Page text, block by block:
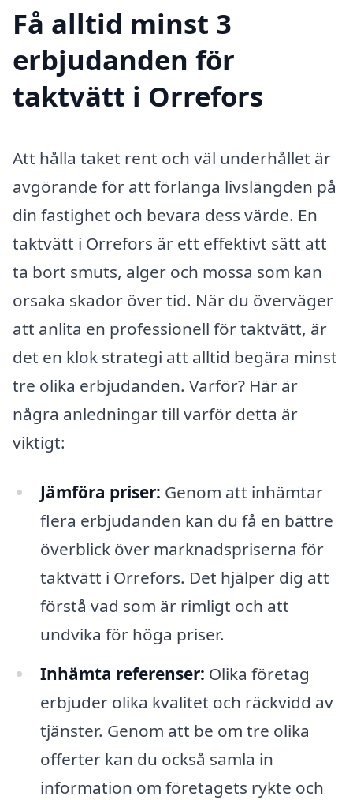
Få alltid minst 3
erbjudanden för
taktvätt i Orrefors
Att hålla taket rent och väl underhållet är
avgörande för att förlänga livslängden på
din fastighet och bevara dess värde. En
taktvätt i Orrefors är ett effektivt sätt att
ta bort smuts, alger och mossa som kan
orsaka skador över tid. När du överväger
att anlita en professionell för taktvätt, är
det en klok strategi att alltid begära minst
tre olika erbjudanden. Varför? Här är
några anledningar till varför detta är
viktigt:
Jämföra priser: Genom att inhämtar
flera erbjudanden kan du få en bättre
överblick över marknadspriserna för
taktvätt i Orrefors. Det hjälper dig att
förstå vad som är rimligt och att
undvika för höga priser.
Inhämta referenser: Olika företag
erbjuder olika kvalitet och räckvidd av
tjänster. Genom att be om tre olika
offerter kan du också samla in
information om företagets rykte och